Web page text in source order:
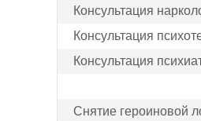
Консультация
Консультация
Консультация
Снятие героиновой